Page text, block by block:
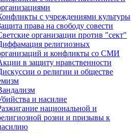
с учреждениями культуры
права на свободу совести
организации против "сект"
религиозных
и конфликты со СМИ
в защиту нравственности
о религии и обществе
и насилие
национальной и
розни и призывы к